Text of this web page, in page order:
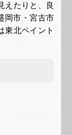
えたりと、良
岡市・宮古市
東北ペイント